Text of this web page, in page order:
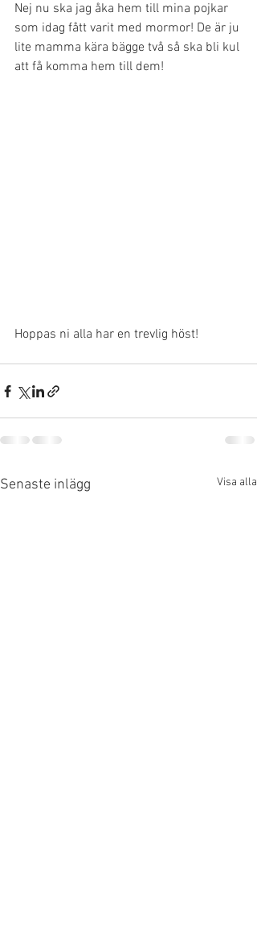
Nej nu ska jag åka hem till mina pojkar
som idag fått varit med mormor! De är ju
lite mamma kära bägge två så ska bli kul
att få komma hem till dem!
Hoppas ni alla har en trevlig höst!
Senaste inlägg Visa alla